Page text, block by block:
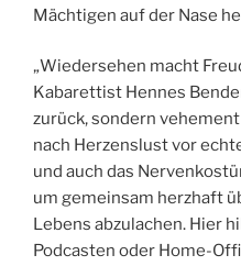
Mächtigen auf der Nase
„Wiedersehen macht
Kabarettist Hennes
zurück, sondern
nach Herzenslust vor
und auch das
um gemeinsam herzhaft
Lebens abzulachen. Hier
Podcasten oder Home-